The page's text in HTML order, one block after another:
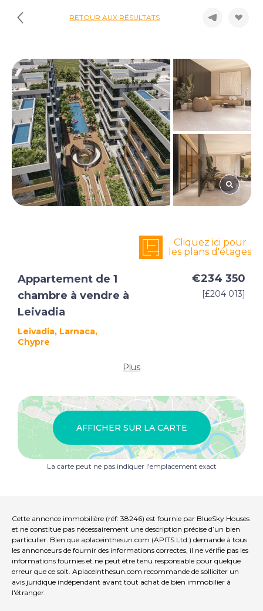
RETOUR AUX RÉSULTATS
Cliquez ici pour
les plans d'étages
Appartement de 1
chambre à vendre à
Leivadia
Leivadia, Larnaca,
Chypre
€234 350
[£204 013]
Plus
AFFICHER SUR LA CARTE
La carte peut ne pas indiquer l'emplacement exact
Cette annonce immobilière (réf: 38246) est fournie par BlueSky Houses
et ne constitue pas nécessairement une description précise d’un bien
particulier. Bien que aplaceinthesun.com (APITS Ltd.) demande à tous
les annonceurs de fournir des informations correctes, il ne vérifie pas les
informations fournies et ne peut être tenu responsable pour quelque
erreur que ce soit. Aplaceinthesun.com recommande de solliciter un
avis juridique indépendant avant tout achat de bien immobilier à
l'étranger.